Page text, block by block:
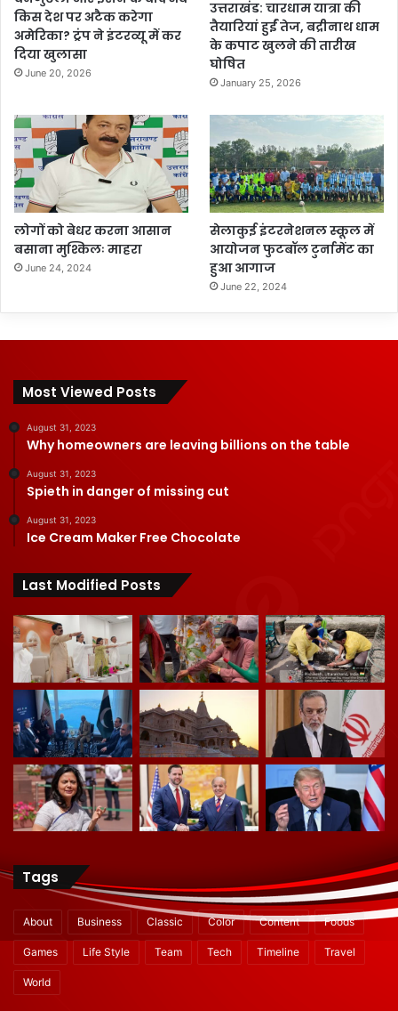
किस देश पर अटैक करेगा
अमेरिका? ट्रंप ने इंटरव्यू में कर
दिया खुलासा
June 20, 2026
उत्तराखंड: चारधाम यात्रा की
तैयारियां हुईं तेज, बद्रीनाथ धाम
के कपाट खुलने की तारीख
घोषित
January 25, 2026
लोगों को बेधर करना आसान
बसाना मुश्किलः माहरा
June 24, 2024
सेलाकुई इंटरनेशनल स्कूल में
आयोजन फुटबॉल टुर्नामेंट का
हुआ आगाज
June 22, 2024
Most Viewed Posts
August 31, 2023
Why homeowners are leaving billions on the table
August 31, 2023
Spieth in danger of missing cut
August 31, 2023
Ice Cream Maker Free Chocolate
Last Modified Posts
Tags
About Business Classic Color Content Foods
Games Life Style Team Tech Timeline Travel
World